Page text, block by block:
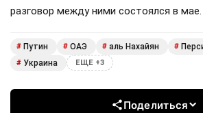
разговор между ними состоялся в мае.
# Путин # ОАЭ # аль Нахайян #
# Украина ЕЩЕ +3
Поделиться